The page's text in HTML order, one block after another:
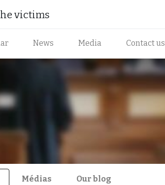
victims​
News Media Contact us
Médias Our blog